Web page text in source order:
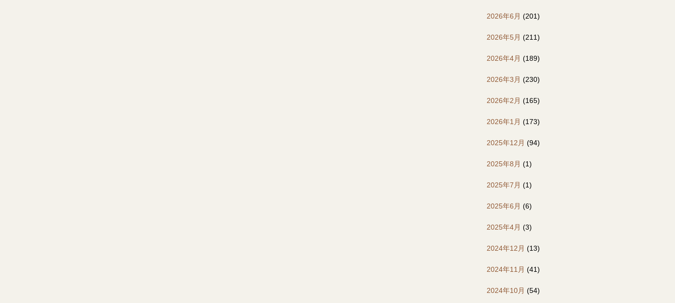
2026年6月 (201)
2026年5月 (211)
2026年4月 (189)
2026年3月 (230)
2026年2月 (165)
2026年1月 (173)
2025年12月 (94)
2025年8月 (1)
2025年7月 (1)
2025年6月 (6)
2025年4月 (3)
2024年12月 (13)
2024年11月 (41)
2024年10月 (54)